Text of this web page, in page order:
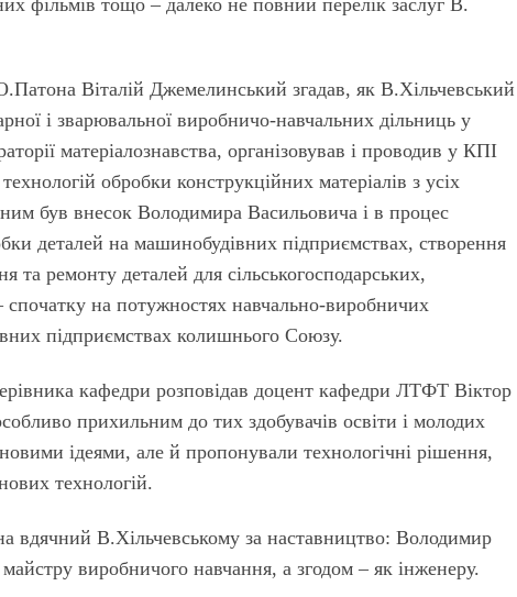
Віталій Джемелинський згадав, як В.Хільчевський
і зварювальної виробничо-навчальних дільниць у
матеріалознавства, організовував і проводив у КПІ
обробки конструкційних матеріалів з усіх
був внесок Володимира Васильовича і в процес
деталей на машинобудівних підприємствах, створення
та ремонту деталей для сільськогосподарських,
на потужностях навчально-виробничих
підприємствах колишнього Союзу.
кафедри розповідав доцент кафедри ЛТФТ Віктор
прихильним до тих здобувачів освіти і молодих
ідеями, але й пропонували технологічні рішення,
технологій.
В.Хільчевському за наставництво: Володимир
виробничого навчання, а згодом – як інженеру.